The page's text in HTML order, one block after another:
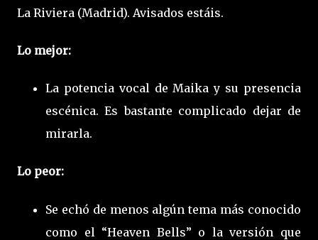
La Riviera (Madrid). Avisados estáis.
Lo mejor:
La potencia vocal de Maika y su presencia
escénica. Es bastante complicado dejar de
mirarla.
Lo peor:
Se echó de menos algún tema más conocido
como el “Heaven Bells” o la versión que